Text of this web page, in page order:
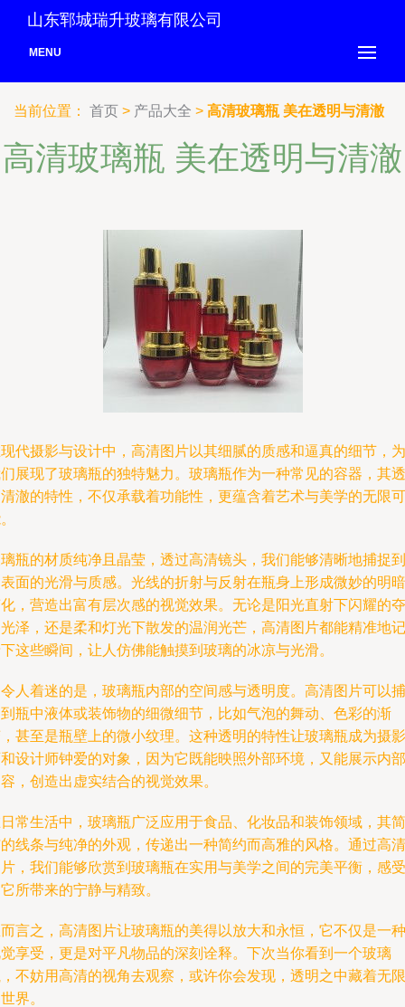
山东郓城瑞升玻璃有限公司
MENU
当前位置： 首页 > 产品大全 > 高清玻璃瓶 美在透明与清澈
高清玻璃瓶 美在透明与清澈
代摄影与设计中，高清图片以其细腻的质感和逼真的细节，为
展现了玻璃瓶的独特魅力。玻璃瓶作为一种常见的容器，其透
澈的特性，不仅承载着功能性，更蕴含着艺术与美学的无限可
瓶的材质纯净且晶莹，透过高清镜头，我们能够清晰地捕捉到
面的光滑与质感。光线的折射与反射在瓶身上形成微妙的明暗
，营造出富有层次感的视觉效果。无论是阳光直射下闪耀的夺
泽，还是柔和灯光下散发的温润光芒，高清图片都能精准地记
这些瞬间，让人仿佛能触摸到玻璃的冰凉与光滑。
人着迷的是，玻璃瓶内部的空间感与透明度。高清图片可以捕
瓶中液体或装饰物的细微细节，比如气泡的舞动、色彩的渐
甚至是瓶壁上的微小纹理。这种透明的特性让玻璃瓶成为摄影
设计师钟爱的对象，因为它既能映照外部环境，又能展示内部
，创造出虚实结合的视觉效果。
常生活中，玻璃瓶广泛应用于食品、化妆品和装饰领域，其简
线条与纯净的外观，传递出一种简约而高雅的风格。通过高清
，我们能够欣赏到玻璃瓶在实用与美学之间的完美平衡，感受
所带来的宁静与精致。
言之，高清图片让玻璃瓶的美得以放大和永恒，它不仅是一种
享受，更是对平凡物品的深刻诠释。下次当你看到一个玻璃
不妨用高清的视角去观察，或许你会发现，透明之中藏着无限
界。